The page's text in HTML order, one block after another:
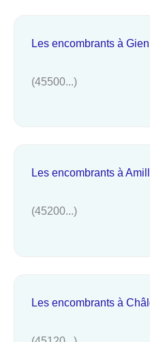
Les encombrants à Gien
(45500...)
Les encombrants à
(45200...)
Les encombrants à